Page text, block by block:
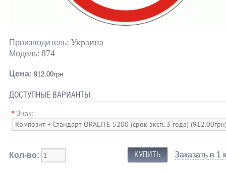
Производитель: Украина
Модель: 874
Цена: 912.00грн
ДОСТУПНЫЕ ВАРИАНТЫ
* Знак:
Кол-во: Заказать в 1